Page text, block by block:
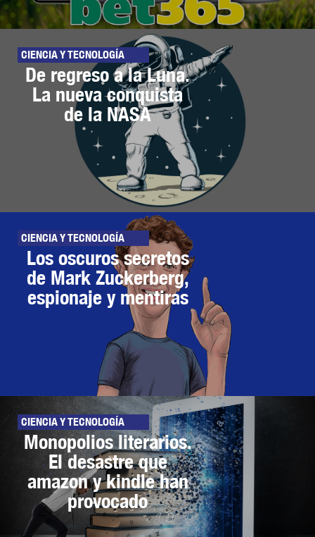
CIENCIA Y TECNOLOGÍA
De regreso a la Luna.
La nueva conquista
de la NASA
CIENCIA Y TECNOLOGÍA
Los oscuros secretos
de Mark Zuckerberg,
espionaje y mentiras
CIENCIA Y TECNOLOGÍA
Monopolios literarios.
El desastre que
amazon y kindle han
provocado